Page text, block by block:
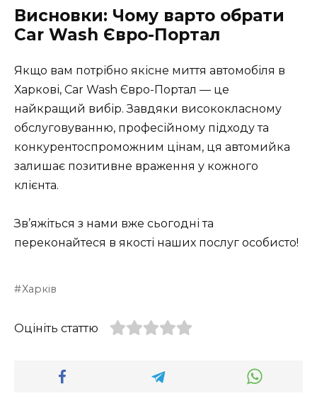
Висновки: Чому варто обрати
Car Wash Євро-Портал
Якщо вам потрібно якісне миття автомобіля в
Харкові, Car Wash Євро-Портал — це
найкращий вибір. Завдяки висококласному
обслуговуванню, професійному підходу та
конкурентоспроможним цінам, ця автомийка
залишає позитивне враження у кожного
клієнта.
Зв’яжіться з нами вже сьогодні та
переконайтеся в якості наших послуг особисто!
Харків
Оцініть статтю